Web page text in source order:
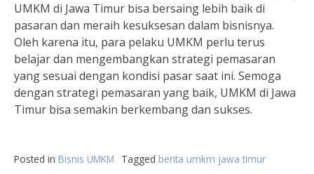
UMKM di Jawa Timur bisa bersaing lebih baik di
pasaran dan meraih kesuksesan dalam bisnisnya.
Oleh karena itu, para pelaku UMKM perlu terus
belajar dan mengembangkan strategi pemasaran
yang sesuai dengan kondisi pasar saat ini. Semoga
dengan strategi pemasaran yang baik, UMKM di Jawa
Timur bisa semakin berkembang dan sukses.
Posted in Bisnis UMKM Tagged berita umkm jawa timur